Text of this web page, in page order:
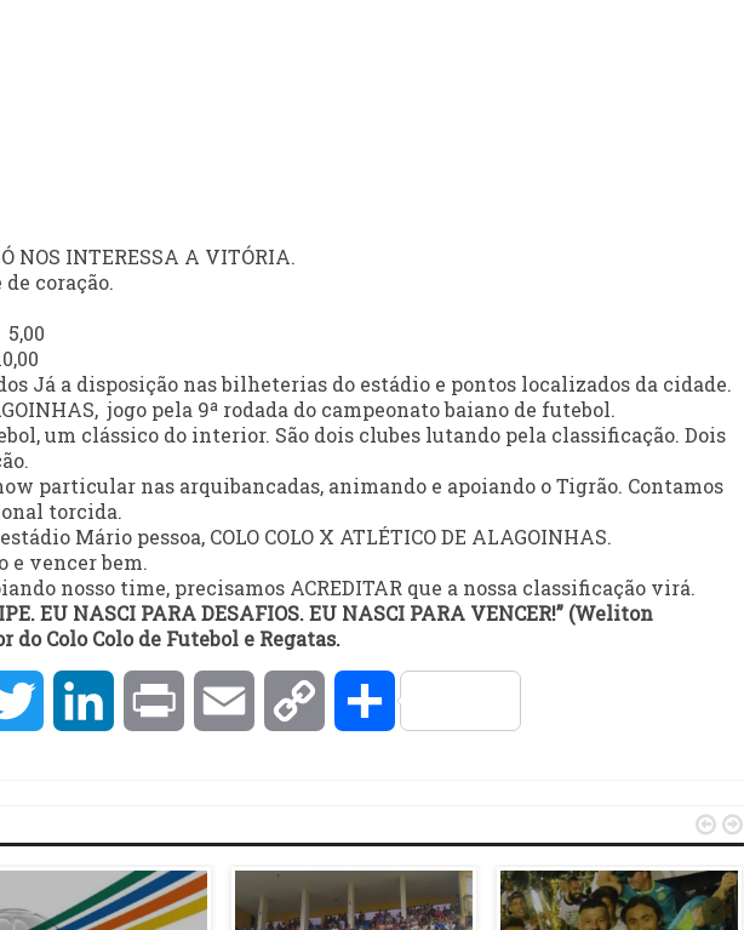
NOS INTERESSA A VITÓRIA.
coração.
Já a disposição nas bilheterias do estádio e pontos localizados da cidade.
jogo pela 9ª rodada do campeonato baiano de futebol.
um clássico do interior. São dois clubes lutando pela classificação. Dois
particular nas arquibancadas, animando e apoiando o Tigrão. Contamos
torcida.
Mário pessoa, COLO COLO X ATLÉTICO DE ALAGOINHAS.
e vencer bem.
nosso time, precisamos ACREDITAR que a nossa classificação virá.
EU NASCI PARA DESAFIOS. EU NASCI PARA VENCER!” (Weliton
Colo Colo de Futebol e Regatas.
Twitter LinkedInPrint Email Copy Compartilhar
 